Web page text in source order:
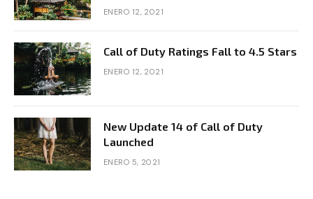
ENERO 12, 2021
Call of Duty Ratings Fall to 4.5 Stars
ENERO 12, 2021
New Update 14 of Call of Duty
Launched
ENERO 5, 2021